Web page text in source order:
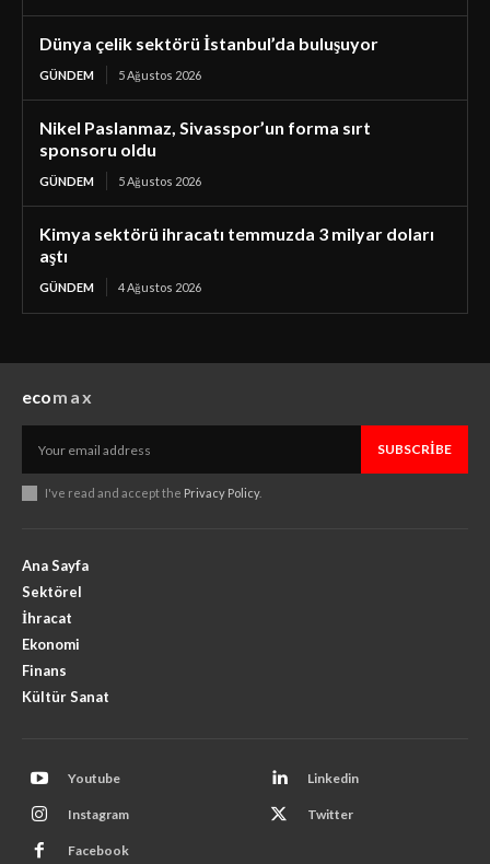
Dünya çelik sektörü İstanbul’da buluşuyor
GÜNDEM 5 Ağustos 2026
Nikel Paslanmaz, Sivasspor’un forma sırt
sponsoru oldu
GÜNDEM 5 Ağustos 2026
Kimya sektörü ihracatı temmuzda 3 milyar doları
aştı
GÜNDEM 4 Ağustos 2026
ecomax
SUBSCRIBE
I've read and accept the Privacy Policy.
Ana Sayfa
Sektörel
İhracat
Ekonomi
Finans
Kültür Sanat
Youtube Linkedin
Instagram Twitter
Facebook